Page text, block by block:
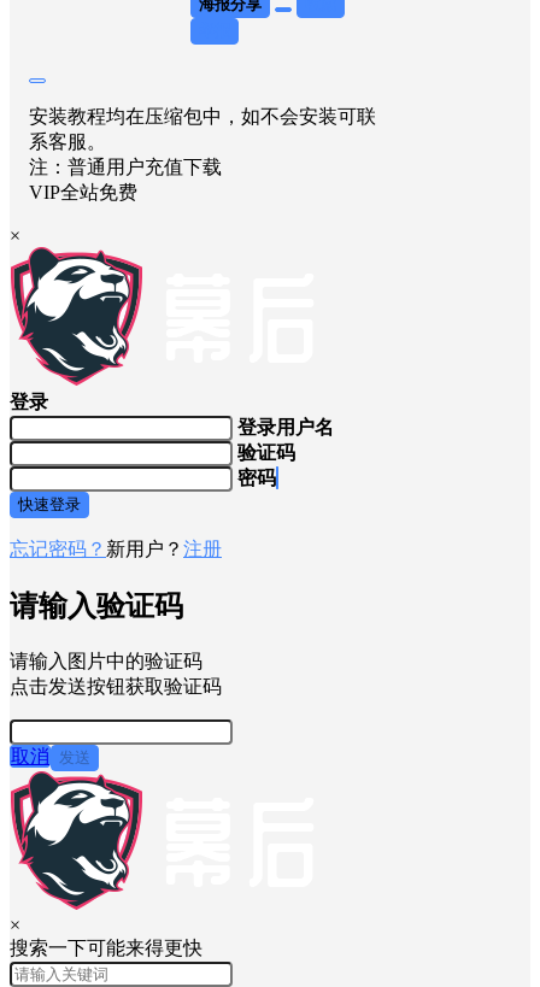
海报分享
安装教程均在压缩包中，如不会安装可联
系客服。
注：普通用户充值下载
VIP全站免费
×
登录
登录用户名
验证码
密码
快速登录
忘记密码？ 新用户？ 注册
请输入验证码
请输入图片中的验证码
点击发送按钮获取验证码
取消 发送
×
搜索一下可能来得更快